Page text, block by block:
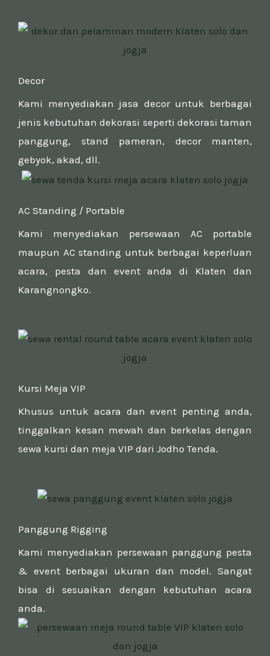
Decor
Kami menyediakan jasa decor untuk berbagai
jenis kebutuhan dekorasi seperti dekorasi taman
panggung, stand pameran, decor manten,
gebyok, akad, dll.
AC Standing / Portable
Kami menyediakan persewaan AC portable
maupun AC standing untuk berbagai keperluan
acara, pesta dan event anda di Klaten dan
Karangnongko.
Kursi Meja VIP
Khusus untuk acara dan event penting anda,
tinggalkan kesan mewah dan berkelas dengan
sewa kursi dan meja VIP dari Jodho Tenda.
Panggung Rigging
Kami menyediakan persewaan panggung pesta
& event berbagai ukuran dan model. Sangat
bisa di sesuaikan dengan kebutuhan acara
anda.